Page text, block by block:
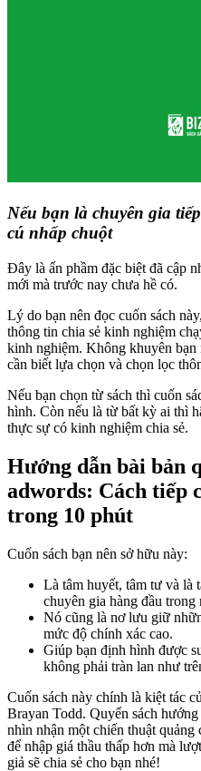
Nếu bạn là chuyên gia
cú nhấp chuột
Đây là ấn phầm đặc biệt đã cập
mới mà trước nay chưa hề có.
Lý do bạn nên đọc cuốn sách
thông tin chia sẻ kinh nghiệm
kinh nghiệm. Không khuyên bạn
cần biết lựa chọn và chọn lọc
Nếu bạn chọn từ sách thì cuốn
hình. Còn nếu là từ bất kỳ ai thì
thực sự có kinh nghiệm chia sẻ.
Hướng dẫn bài bản
adwords: Cách tiếp
trong 10 phút
Cuốn sách bạn nên sở hữu này:
Là tâm huyết, tâm tư và là
chuyên gia hàng đầu trong
Nó cũng là nơ lưu giữ
mức độ chính xác cao.
Giúp bạn định hình được
không phải tràn lan như
Cuốn sách này chính là kiệt tác
Brayan Todd. Quyển sách
nhìn nhận một chiến thuật quảng
để nhập giá thầu thấp hơn mà
giả sẽ chia sẻ cho bạn nhé!